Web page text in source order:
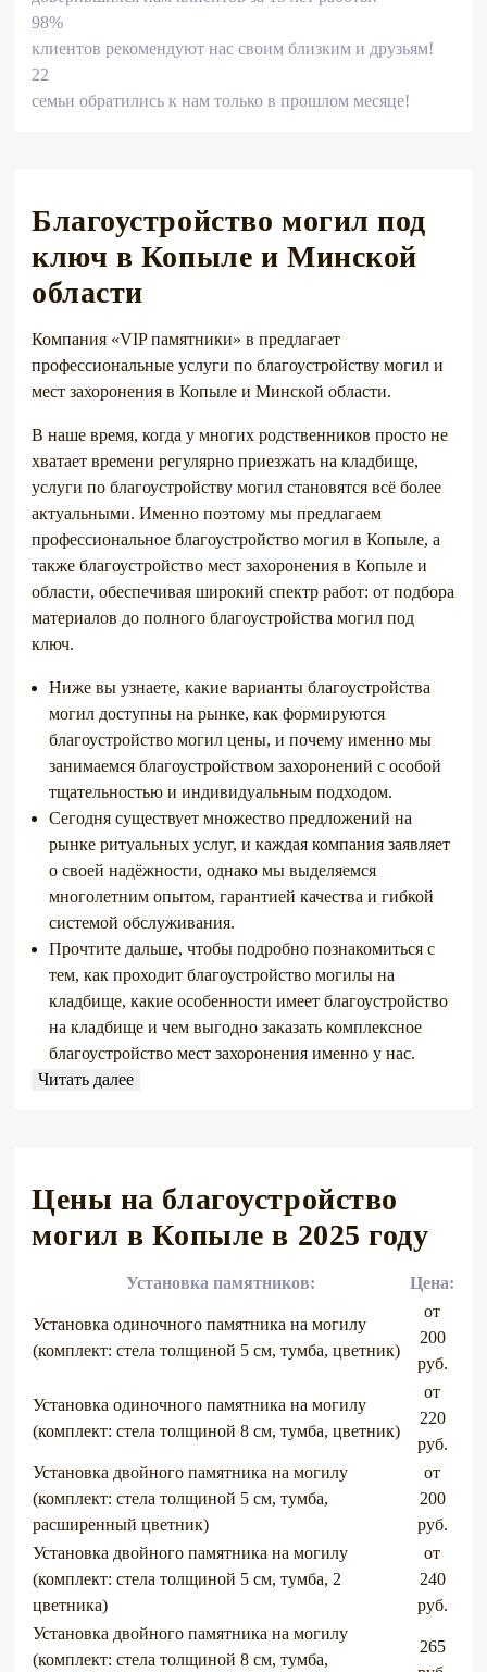
98%
клиентов рекомендуют нас своим близким и друзьям!
22
семьи обратились к нам только в прошлом месяце!
Благоустройство могил под
ключ в Копыле и Минской
области
Компания «VIP памятники» в предлагает
профессиональные услуги по благоустройству могил и
мест захоронения в Копыле и Минской области.
В наше время, когда у многих родственников просто не
хватает времени регулярно приезжать на кладбище,
услуги по благоустройству могил становятся всё более
актуальными. Именно поэтому мы предлагаем
профессиональное благоустройство могил в Копыле, а
также благоустройство мест захоронения в Копыле и
области, обеспечивая широкий спектр работ: от подбора
материалов до полного благоустройства могил под
ключ.
Ниже вы узнаете, какие варианты благоустройства
могил доступны на рынке, как формируются
благоустройство могил цены, и почему именно мы
занимаемся благоустройством захоронений с особой
тщательностью и индивидуальным подходом.
Сегодня существует множество предложений на
рынке ритуальных услуг, и каждая компания заявляет
о своей надёжности, однако мы выделяемся
многолетним опытом, гарантией качества и гибкой
системой обслуживания.
Прочтите дальше, чтобы подробно познакомиться с
тем, как проходит благоустройство могилы на
кладбище, какие особенности имеет благоустройство
на кладбище и чем выгодно заказать комплексное
благоустройство мест захоронения именно у нас.
Читать далее
Цены на благоустройство
могил в Копыле в 2025 году
Установка памятников: Цена:
Установка одиночного памятника на могилу
(комплект: стела толщиной 5 см, тумба, цветник)
от
200
руб.
Установка одиночного памятника на могилу
(комплект: стела толщиной 8 см, тумба, цветник)
от
220
руб.
Установка двойного памятника на могилу
(комплект: стела толщиной 5 см, тумба,
расширенный цветник)
от
200
руб.
Установка двойного памятника на могилу
(комплект: стела толщиной 5 см, тумба, 2
цветника)
от
240
руб.
Установка двойного памятника на могилу
(комплект: стела толщиной 8 см, тумба,
265